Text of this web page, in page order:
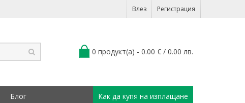
Влез Регистрация
0 продукт(а) - 0.00 € / 0.00 лв.
Блог Как да купя на изплащане